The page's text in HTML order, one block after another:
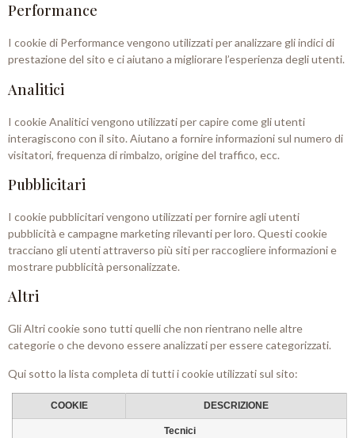
Performance
I cookie di Performance vengono utilizzati per analizzare gli indici di
prestazione del sito e ci aiutano a migliorare l’esperienza degli utenti.
Analitici
I cookie Analitici vengono utilizzati per capire come gli utenti
interagiscono con il sito. Aiutano a fornire informazioni sul numero di
visitatori, frequenza di rimbalzo, origine del traffico, ecc.
Pubblicitari
I cookie pubblicitari vengono utilizzati per fornire agli utenti
pubblicità e campagne marketing rilevanti per loro. Questi cookie
tracciano gli utenti attraverso più siti per raccogliere informazioni e
mostrare pubblicità personalizzate.
Altri
Gli Altri cookie sono tutti quelli che non rientrano nelle altre
categorie o che devono essere analizzati per essere categorizzati.
Qui sotto la lista completa di tutti i cookie utilizzati sul sito:
COOKIE DESCRIZIONE
Tecnici